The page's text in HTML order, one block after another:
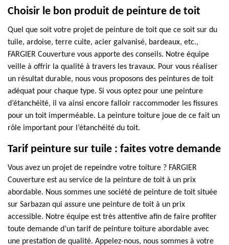
Choisir le bon produit de peinture de toit
Quel que soit votre projet de peinture de toit que ce soit sur du
tuile, ardoise, terre cuite, acier galvanisé, bardeaux, etc.,
FARGIER Couverture vous apporte des conseils. Notre équipe
veille à offrir la qualité à travers les travaux. Pour vous réaliser
un résultat durable, nous vous proposons des peintures de toit
adéquat pour chaque type. Si vous optez pour une peinture
d’étanchéité, il va ainsi encore falloir raccommoder les fissures
pour un toit imperméable. La peinture toiture joue de ce fait un
rôle important pour l’étanchéité du toit.
Tarif peinture sur tuile : faites votre demande
Vous avez un projet de repeindre votre toiture ? FARGIER
Couverture est au service de la peinture de toit à un prix
abordable. Nous sommes une société de peinture de toit située
sur Sarbazan qui assure une peinture de toit à un prix
accessible. Notre équipe est très attentive afin de faire profiter
toute demande d’un tarif de peinture toiture abordable avec
une prestation de qualité. Appelez-nous, nous sommes à votre